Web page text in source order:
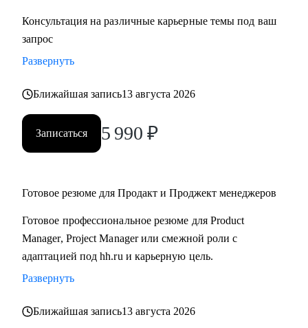
Консультация на различные карьерные темы под ваш
запрос
Развернуть
Ближайшая запись13 августа 2026
Записаться 5 990 ₽
Готовое резюме для Продакт и Проджект менеджеров
Готовое профессиональное резюме для Product
Manager, Project Manager или смежной роли с
адаптацией под hh.ru и карьерную цель.
Развернуть
Ближайшая запись13 августа 2026